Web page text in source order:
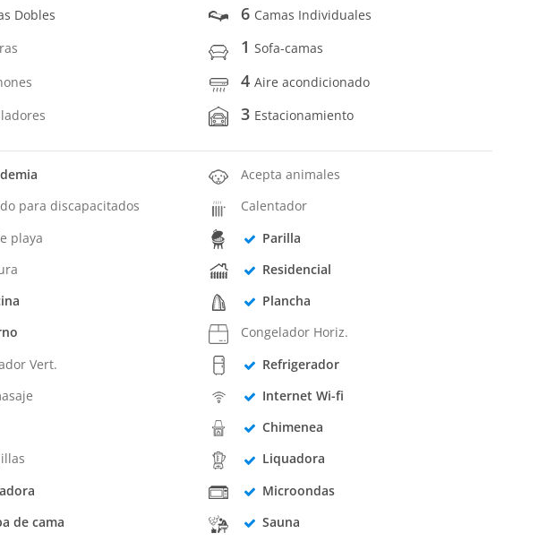
Dobles 6 Camas Individuales
1Sofa-camas
4Aire acondicionado
3 Estacionamiento
Acepta animales
para discapacitados
Calentador
playa
Parilla
Residencial
Plancha
Congelador Horiz.
Vert.
Refrigerador
Internet Wi-fi
Chimenea
Liquadora
Microondas
de cama
Sauna